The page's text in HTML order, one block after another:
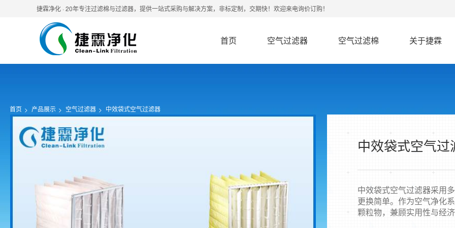
捷霖净化 · 20年专注过滤棉与过滤器，提供一站式采购与解决方案，非标定制，交期快！欢迎来电询价订购！
首页 空气过滤器 空气过滤棉 关于捷霖
首页 产品展示 空气过滤器 中效袋式空气过滤器
中效袋式空气过
中效袋式空气过滤器采用
更换简单。作为空气净化
颗粒物，兼顾实用性与经